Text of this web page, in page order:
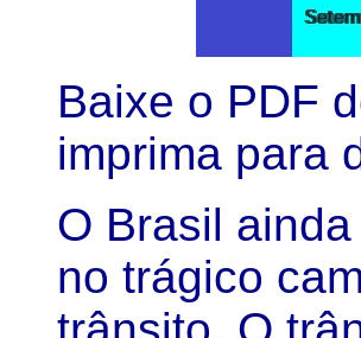
Baixe o PDF
imprima para
O Brasil
no trágico